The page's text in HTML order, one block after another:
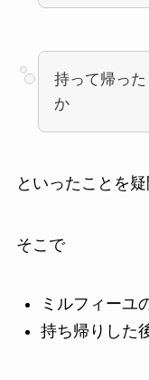
持って帰っ
か
といったことを
そこで
ミルフィーユ
持ち帰りした